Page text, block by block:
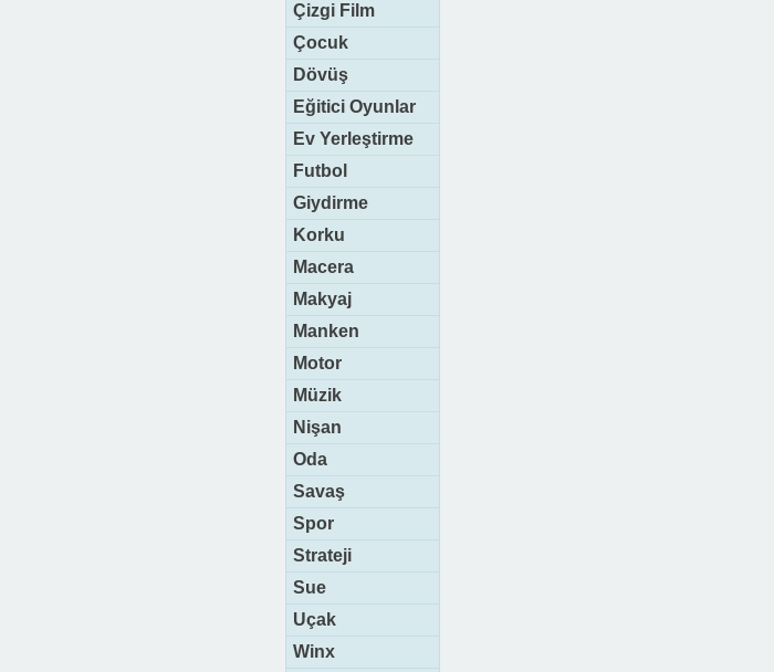
Çizgi Film
Çocuk
Dövüş
Eğitici Oyunlar
Ev Yerleştirme
Futbol
Giydirme
Korku
Macera
Makyaj
Manken
Motor
Müzik
Nişan
Oda
Savaş
Spor
Strateji
Sue
Uçak
Winx